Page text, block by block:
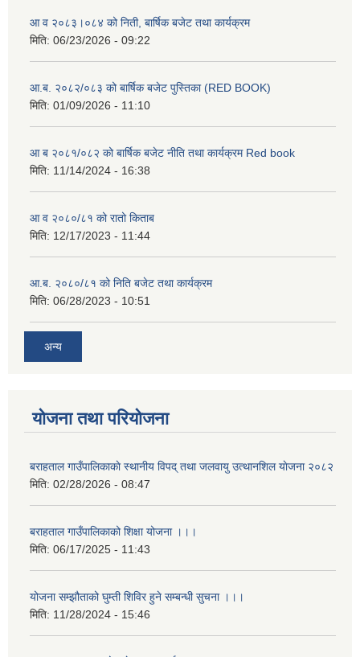
आ व २०८३।०८४ को निती, बार्षिक बजेट तथा कार्यक्रम
मिति: 06/23/2026 - 09:22
आ.ब. २०८२/०८३ को बार्षिक बजेट पुस्तिका (RED BOOK)
मिति: 01/09/2026 - 11:10
आ ब २०८१/०८२ को बार्षिक बजेट नीति तथा कार्यक्रम Red book
मिति: 11/14/2024 - 16:38
आ व २०८०/८१ को रातो किताब
मिति: 12/17/2023 - 11:44
आ.ब. २०८०/८१ को निति बजेट तथा कार्यक्रम
मिति: 06/28/2023 - 10:51
अन्य
योजना तथा परियोजना
बराहताल गाउँपालिकाकाे स्थानीय विपद् तथा जलवायु उत्थानशिल याेजना २०८२
मिति: 02/28/2026 - 08:47
बराहताल गाउँपालिकाको शिक्षा योजना ।।।
मिति: 06/17/2025 - 11:43
योजना सम्झौताको घुम्ती शिविर हुने सम्बन्धी सुचना ।।।
मिति: 11/28/2024 - 15:46